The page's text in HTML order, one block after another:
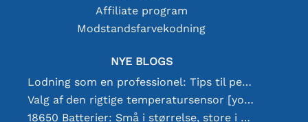
Affiliate program
Modstandsfarvekodning
NYE BLOGS
Lodning som en professionel: Tips til perfekte elektroniske forbindelser
Valg af den rigtige temperatursensor [youtube]
18650 Batterier: Små i størrelse, store i ydeevne